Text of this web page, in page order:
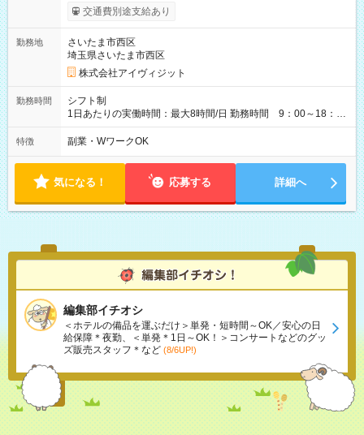
交通費別途支給あり
勤務地
さいたま市西区
埼玉県さいたま市西区
株式会社アイヴィジット
勤務時間
シフト制
1日あたりの実働時間：最大8時間/日 勤務時間 9：00～18：
00(実働8h、休憩1h) 土日祝含む週3日～OK、シフト制 ※もちろ
ん週5日勤務もOK♪ 勤務期間：2026年8月12日～9月9日※リスト
特徴 副業・WワークOK
気になる！ 応募する 詳細へ
編集部イチオシ
＜ホテルの備品を運ぶだけ＞単発・短時間～OK／安心の日
給保障＊夜勤、＜単発＊1日～OK！＞コンサートなどのグッ
ズ販売スタッフ＊など (8/6UP!)